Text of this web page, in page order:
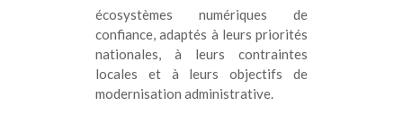
écosystèmes numériques de
confiance, adaptés à leurs priorités
nationales, à leurs contraintes
locales et à leurs objectifs de
modernisation administrative.